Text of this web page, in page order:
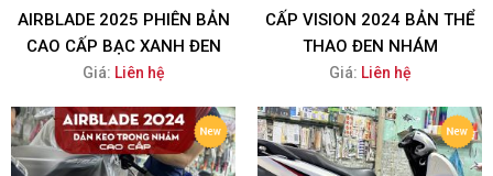
AIRBLADE 2025 PHIÊN BẢN
CAO CẤP BẠC XANH ĐEN
Giá: Liên hệ
CẤP VISION 2024 BẢN THỂ
THAO ĐEN NHÁM
Giá: Liên hệ